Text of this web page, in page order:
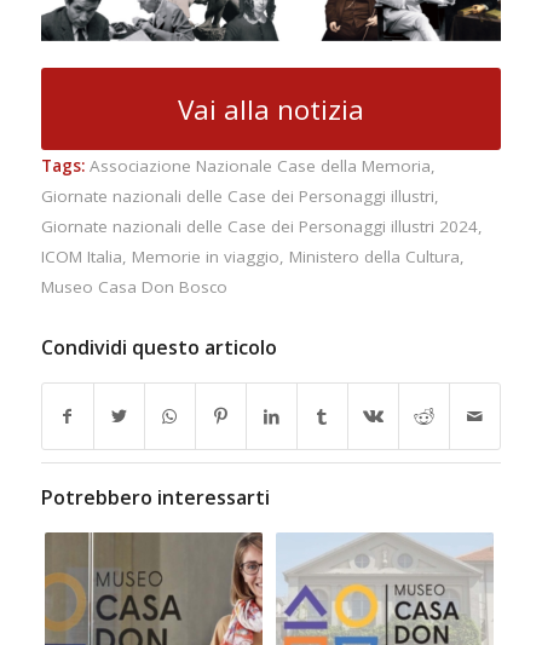
Vai alla notizia
Tags: Associazione Nazionale Case della Memoria,
Giornate nazionali delle Case dei Personaggi illustri,
Giornate nazionali delle Case dei Personaggi illustri 2024,
ICOM Italia, Memorie in viaggio, Ministero della Cultura,
Museo Casa Don Bosco
Condividi questo articolo
Potrebbero interessarti